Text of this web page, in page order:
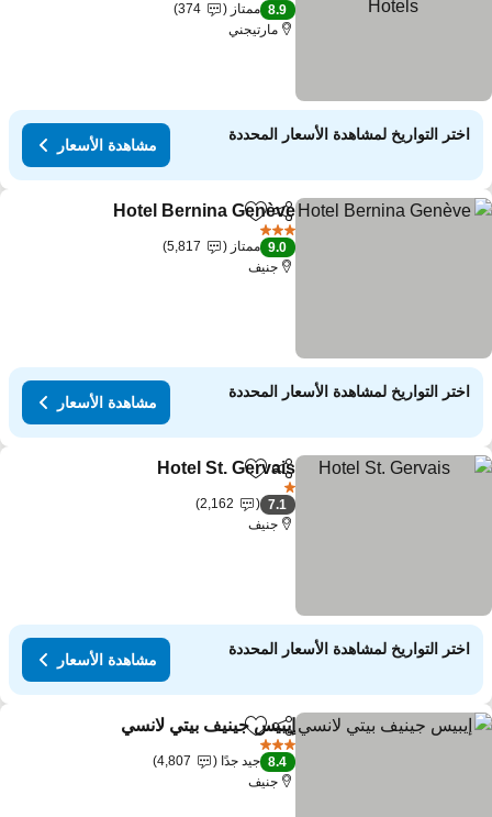
8.9 ممتاز
374
مارتيجني
اختر التواريخ لمشاهدة الأسعار المحددة
مشاهدة الأسعار
مشاركةAdd to favorites
Hotel Bernina Genève
9.0 ممتاز
5,817
جنيف
اختر التواريخ لمشاهدة الأسعار المحددة
مشاهدة الأسعار
مشاركةAdd to favorites
Hotel St. Gervais
7.1
2,162
جنيف
اختر التواريخ لمشاهدة الأسعار المحددة
مشاهدة الأسعار
مشاركةAdd to favorites
إيبيس جينيف بيتي لانسي
8.4 جيد جدًا
4,807
جنيف